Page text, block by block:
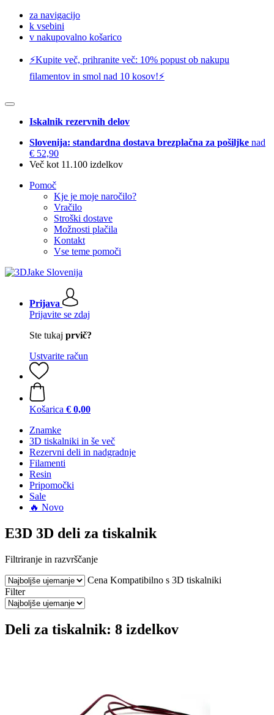
za navigacijo
k vsebini
v nakupovalno košarico
⚡️Kupite več, prihranite več: 10% popust ob nakupu
filamentov in smol nad 10 kosov!⚡️
Iskalnik rezervnih delov
Slovenija: standardna dostava brezplačna za pošiljke nad
€ 52,90
Več kot 11.100 izdelkov
Pomoč
Kje je moje naročilo?
Vračilo
Stroški dostave
Možnosti plačila
Kontakt
Vse teme pomoči
Prijava
Prijavite se zdaj
Ste tukaj prvič?
Ustvarite račun
Košarica € 0,00
Znamke
3D tiskalniki in še več
Rezervni deli in nadgradnje
Filamenti
Resin
Pripomočki
Sale
🔥 Novo
E3D 3D deli za tiskalnik
Filtriranje in razvrščanje
Cena Kompatibilno s 3D tiskalniki
Filter
Deli za tiskalnik: 8 izdelkov